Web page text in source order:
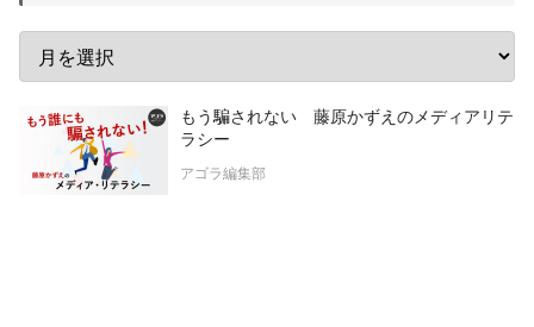
もう騙されない 藤原かずえのメディアリテ
ラシー
アゴラ編集部